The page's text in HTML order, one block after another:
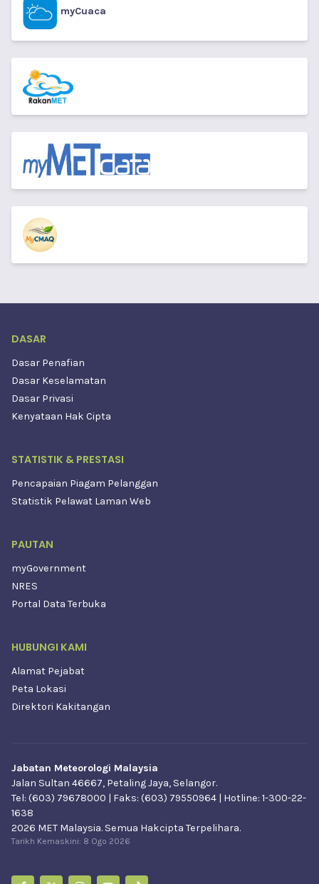
myCuaca
DASAR
Dasar Penafian
Dasar Keselamatan
Dasar Privasi
Kenyataan Hak Cipta
STATISTIK & PRESTASI
Pencapaian Piagam Pelanggan
Statistik Pelawat Laman Web
PAUTAN
myGovernment
NRES
Portal Data Terbuka
HUBUNGI KAMI
Alamat Pejabat
Peta Lokasi
Direktori Kakitangan
Jabatan Meteorologi Malaysia
Jalan Sultan 46667, Petaling Jaya, Selangor.
Tel: (603) 79678000 | Faks: (603) 79550964 | Hotline: 1-300-22-
1638
2026 MET Malaysia. Semua Hakcipta Terpelihara.
Tarikh Kemaskini: 8 Ogo 2026